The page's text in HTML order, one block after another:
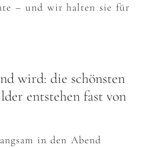
– und wir halten sie für
wird: die schönsten
entstehen fast von
in den Abend